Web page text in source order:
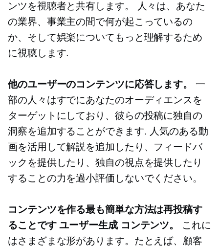
ンツを視聴者と共有します。 人々は、あなた
の業界、事業主の間で何が起こっているの
か、そして娯楽についてもっと理解するため
に視聴します.
他のユーザーのコンテンツに応答します。
一
部の人々はすでにあなたのオーディエンスを
ターゲットにしており、彼らの投稿に独自の
洞察を追加することができます. 人気のある動
画を活用して解説を追加したり、フィードバ
ックを提供したり、独自の視点を提供したり
することの力を過小評価しないでください。
コンテンツを作る最も簡単な方法は再投稿す
ることですユーザー生成コンテンツ。
これに
はさまざまな形があります。たとえば、顧客